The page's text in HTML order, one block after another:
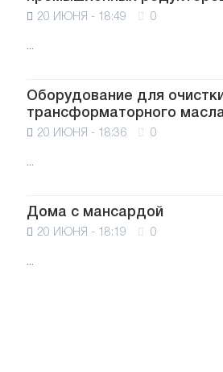
20 ИЮНЯ - 18:49 0
...
Оборудование для
трансформаторного
20 ИЮНЯ - 18:36 0
...
Дома с мансардой
20 ИЮНЯ - 18:19 0
...